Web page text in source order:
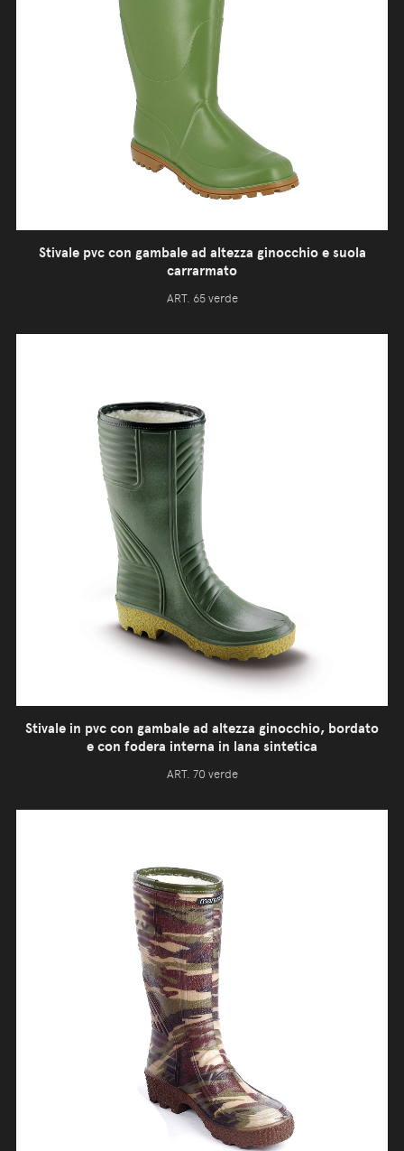
Stivale pvc con gambale ad altezza ginocchio e suola
carrarmato
ART. 65 verde
Stivale in pvc con gambale ad altezza ginocchio, bordato
e con fodera interna in lana sintetica
ART. 70 verde